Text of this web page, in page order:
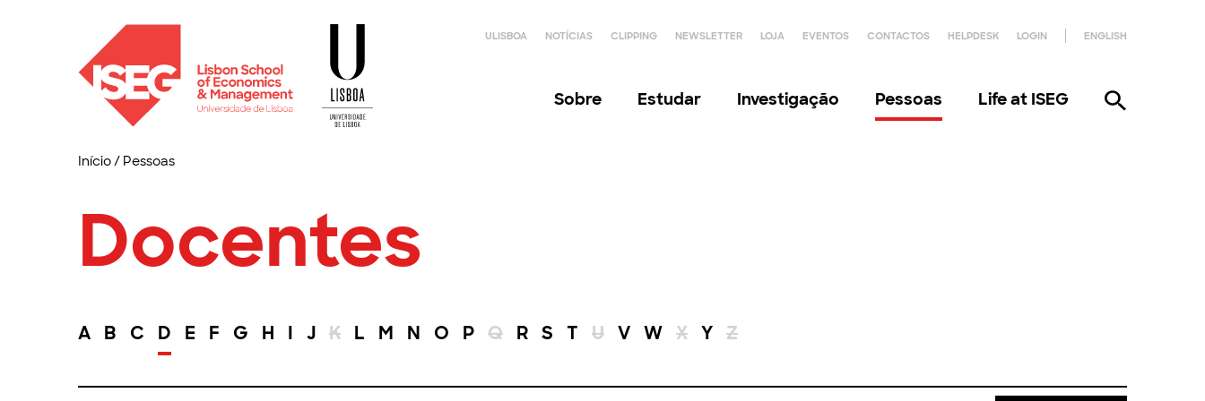
ULISBOA NOTÍCIAS CLIPPING NEWSLETTER LOJA EVENTOS CONTACTOS HELPDESK LOGIN ENGLISH
Sobre Estudar Investigação Pessoas Life at ISEG
Início/ Pessoas
Docentes
A B C D E F G H I J K L M N O P Q R S T U V W X Y Z